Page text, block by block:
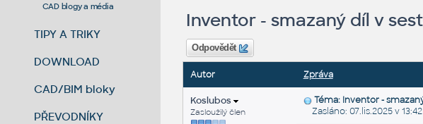
CAD blogy a média
TIPY A TRIKY
DOWNLOAD
CAD/BIM bloky
PŘEVODNÍKY
Inventor - smazaný díl v
Odpovědět
Autor Zpráva
Koslubos
Zasloužilý člen
Téma: Inventor -
Zasláno: 07.lis.2025 v 13:42